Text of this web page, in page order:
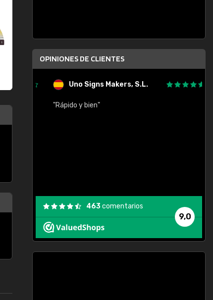
OPINIONES DE CLIENTES
Uno Signs Makers, S.L.
"Rápido y bien"
9,0
463comentarios